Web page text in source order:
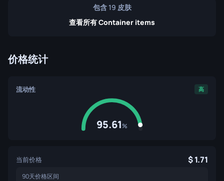
包含 19 皮肤
查看所有 Container items
价格统计
流动性 高
95.61%
当前价格 1.71
90天价格区间